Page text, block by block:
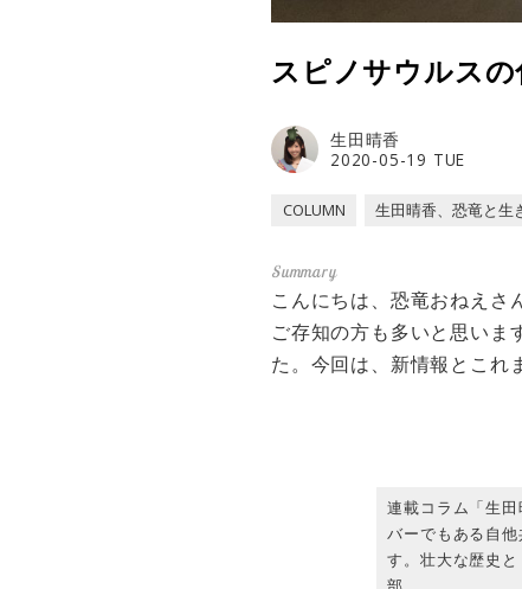
スピノサウルスの
2020-05-19 TUE
生田晴香
COLUMN 生田晴香、恐竜と生
こんにちは、恐竜おねえさ
ご存知の方も多いと思いま
た。今回は、新情報とこれ
連載コラム「生
バーでもある自
す。壮大な歴史